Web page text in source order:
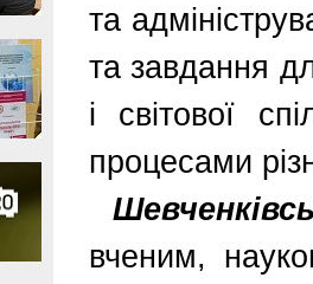
та
та завдання
і світової
процесами
вченим,